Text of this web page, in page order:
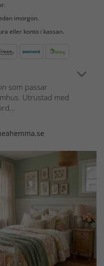
imorgon.
eller konto i kassan.
som passar
Utrustad med